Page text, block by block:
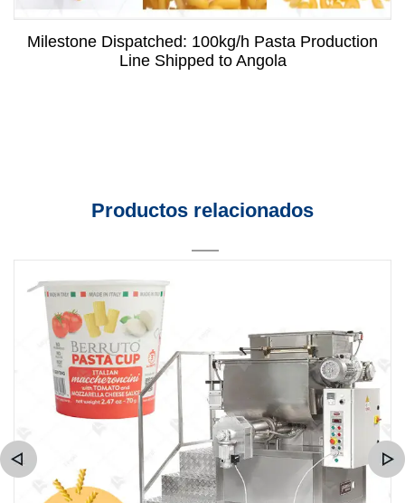
Milestone Dispatched: 100kg/h Pasta Production
Line Shipped to Angola
Productos relacionados